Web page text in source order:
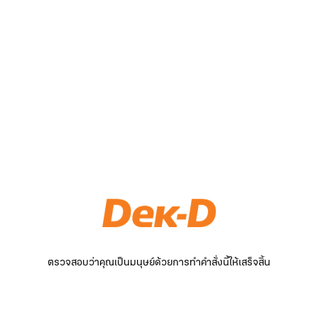
ตรวจสอบว่าคุณเป็นมนุษย์ด้วยการทำคำสั่งนี้ให้เสร็จสิ้น